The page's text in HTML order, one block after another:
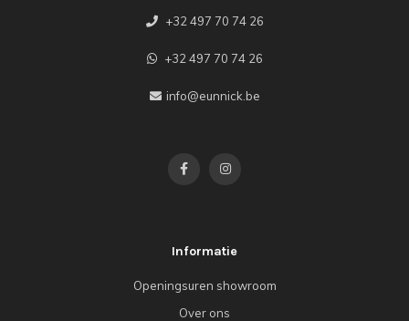
+32 497 70 74 26
+32 497 70 74 26
info@eunnick.be
Informatie
Openingsuren showroom
Over ons